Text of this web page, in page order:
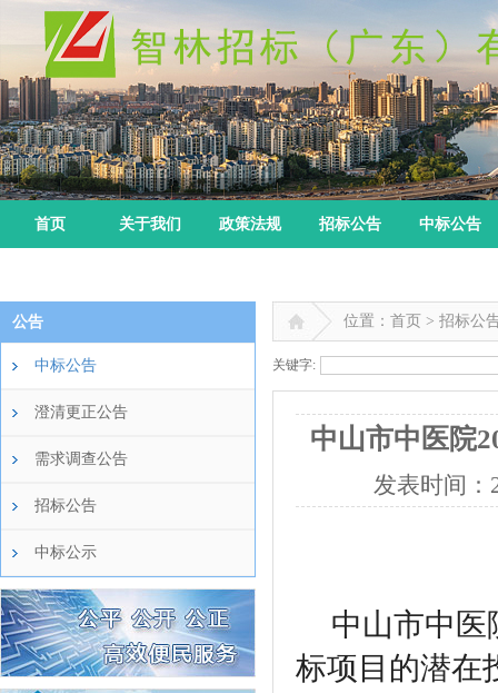
首页 关于我们 政策法规 招标公告 中标公告
公告
中标公告
澄清更正公告
需求调查公告
招标公告
中标公示
位置：首页 > 招标公
关键字:
中山市中医院
发表时间：
中山市中医
标项目的潜在